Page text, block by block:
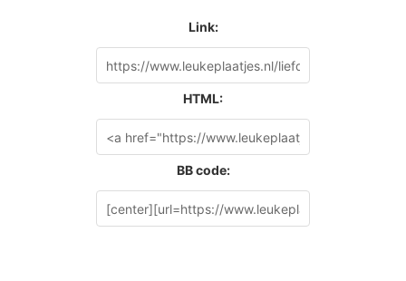
Link:
HTML:
BB code: